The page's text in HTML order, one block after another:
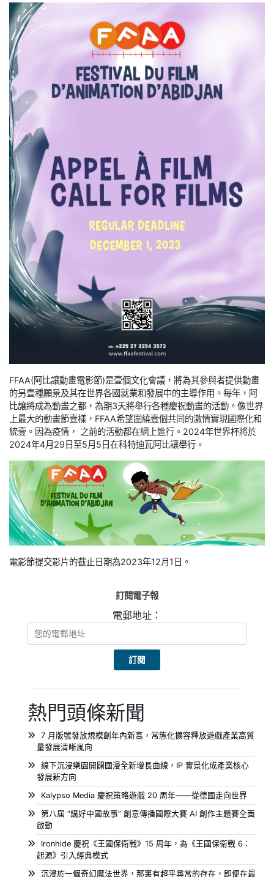
FFAA(阿比讓動畫電影節)是壹個文化會議，將為其參與者提供動畫
的另壹種願景及其在世界各國就業和發展中的主導作用。每年，阿
比讓將成為動畫之都，為期3天將舉行各種慶祝動畫的活動。像世界
上最大的動畫節壹樣，FFAA希望圍繞壹個共同的激情實現國際化和
統壹。因為疫情， 之前的活動都在網上進行。2024年世界杯將於
2024年4月29日至5月5日在科特迪瓦阿比讓舉行。
電影節提交影片的截止日期為2023年12月1日。
訂閱電子報
電郵地址：
熱門頭條新聞
7 月版號發放規模創年內新高，常態化擴容釋放遊戲產業高質
量發展清晰風向
線下沉浸樂園開闢國漫全新增長曲線，IP 實景化成產業核心
發展新方向
Kalypso Media 慶祝策略遊戲 20 周年——從德國走向世界
第八屆 “講好中國故事” 創意傳播國際大賽 AI 創作主題賽全面
啟動
Ironhide 慶祝《王國保衛戰》15 周年，為《王國保衛戰 6：
起源》引入經典模式
沉浸於一個奇幻魔法世界，那裏有超乎尋常的存在，即便在最